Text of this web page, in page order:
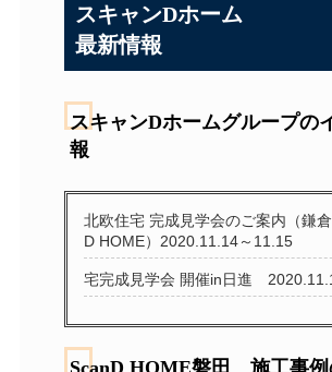
スキャンDホーム
最新情報
スキャンDホームグループの
報
北欧住宅 完成見学会のご案内（鎌
D HOME）2020.11.14～11.15
宅完成見学会 開催in日進
ScanD HOME磐田 施工事例